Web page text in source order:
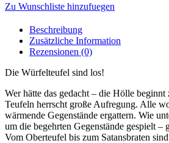
Zu Wunschliste hinzufuegen
Beschreibung
Zusätzliche Information
Rezensionen (0)
Die Würfelteufel sind los!
Wer hätte das gedacht – die Hölle
Teufeln herrscht große Aufregung. Alle
wärmende Gegenstände ergattern. Wie
um die begehrten Gegenstände gespielt –
Vom Oberteufel bis zum Satansbraten